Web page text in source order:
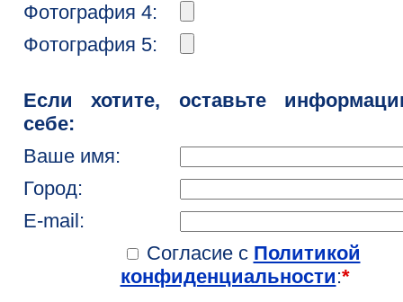
Фотография 4:
Фотография 5:
Если хотите, оставьте
себе:
Ваше имя:
Город:
E-mail:
Согласие с Политикой
конфиденциальности:*